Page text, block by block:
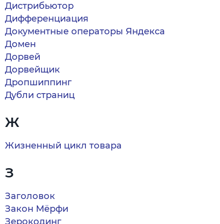
Дистрибьютор
Дифференциация
Документные операторы Яндекса
Домен
Дорвей
Дорвейщик
Дропшиппинг
Дубли страниц
Ж
Жизненный цикл товара
З
Заголовок
Закон Мёрфи
Зерокодинг